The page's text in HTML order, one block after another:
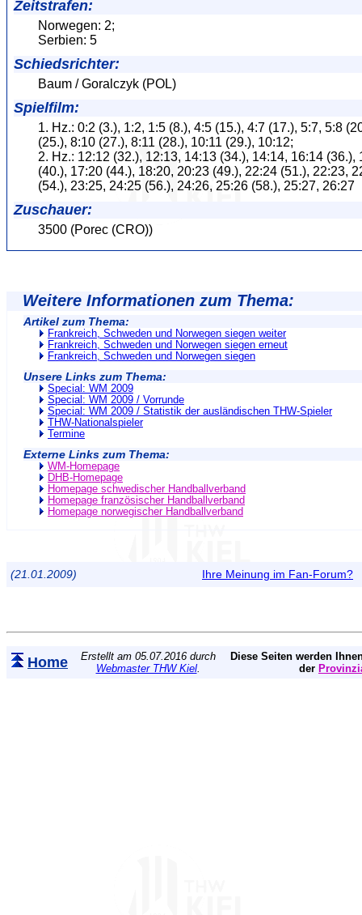
Zeitstrafen:
Norwegen: 2;
Serbien: 5
Schiedsrichter:
Baum / Goralczyk (POL)
Spielfilm:
1. Hz.: 0:2 (3.), 1:2, 1:5 (8.), 4:5 (15.), 4:7 (17.), 5:7, 5:8
(25.), 8:10 (27.), 8:11 (28.), 10:11 (29.), 10:12;
2. Hz.: 12:12 (32.), 12:13, 14:13 (34.), 14:14, 16:14 (36.),
(40.), 17:20 (44.), 18:20, 20:23 (49.), 22:24 (51.), 22:23,
(54.), 23:25, 24:25 (56.), 24:26, 25:26 (58.), 25:27, 26:27
Zuschauer:
3500 (Porec (CRO))
Weitere Informationen zum Thema:
Artikel zum Thema:
Frankreich, Schweden und Norwegen siegen weiter
Frankreich, Schweden und Norwegen siegen erneut
Frankreich, Schweden und Norwegen siegen
Unsere Links zum Thema:
Special: WM 2009
Special: WM 2009 / Vorrunde
Special: WM 2009 / Statistik der ausländischen THW-Spieler
THW-Nationalspieler
Termine
Externe Links zum Thema:
WM-Homepage
DHB-Homepage
Homepage schwedischer Handballverband
Homepage französischer Handballverband
Homepage norwegischer Handballverband
(21.01.2009) Ihre Meinung im Fan-Forum?
Home
Erstellt am 05.07.2016 durch
Webmaster THW Kiel.
Diese Seiten werden
der